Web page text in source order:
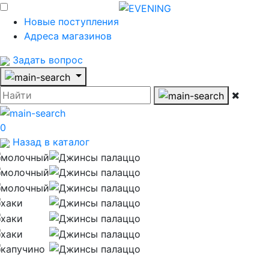
Новые поступления
Адреса магазинов
Задать вопрос
0
Назад в каталог